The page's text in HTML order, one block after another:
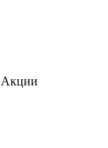
Акции